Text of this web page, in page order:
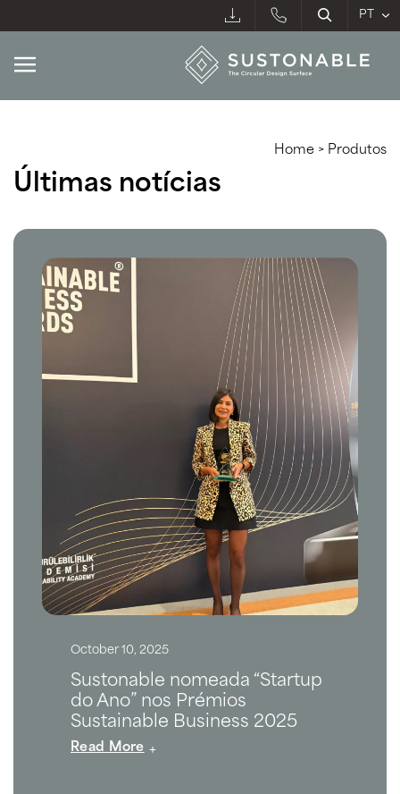
Home > Produtos
Últimas notícias
October 10, 2025
Sustonable nomeada “Startup
do Ano” nos Prémios
Sustainable Business 2025
Read More